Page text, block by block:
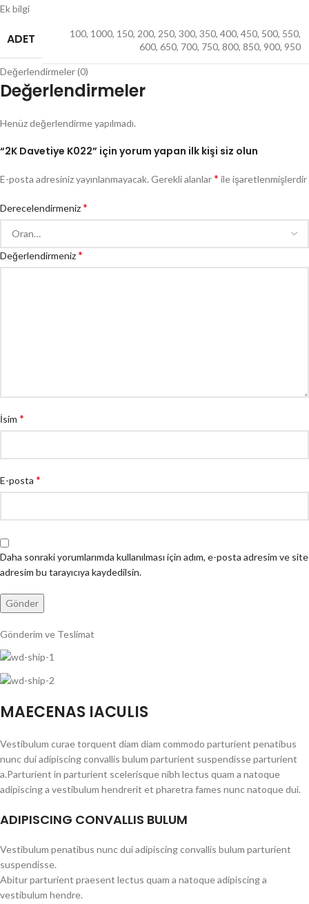
Ek bilgi
ADET 100, 1000, 150, 200, 250, 300, 350, 400, 450, 500, 550,
600, 650, 700, 750, 800, 850, 900, 950
Değerlendirmeler (0)
Değerlendirmeler
Henüz değerlendirme yapılmadı.
“2K Davetiye K022” için yorum yapan ilk kişi siz olun
E-posta adresiniz yayınlanmayacak. Gerekli alanlar* ile işaretlenmişlerdir
Derecelendirmeniz*
Değerlendirmeniz*
İsim *
E-posta *
Daha sonraki yorumlarımda kullanılması için adım, e-posta adresim ve site
adresim bu tarayıcıya kaydedilsin.
Gönderim ve Teslimat
MAECENAS IACULIS
Vestibulum curae torquent diam diam commodo parturient penatibus
nunc dui adipiscing convallis bulum parturient suspendisse parturient
a.Parturient in parturient scelerisque nibh lectus quam a natoque
adipiscing a vestibulum hendrerit et pharetra fames nunc natoque dui.
ADIPISCING CONVALLIS BULUM
Vestibulum penatibus nunc dui adipiscing convallis bulum parturient
suspendisse.
Abitur parturient praesent lectus quam a natoque adipiscing a
vestibulum hendre.